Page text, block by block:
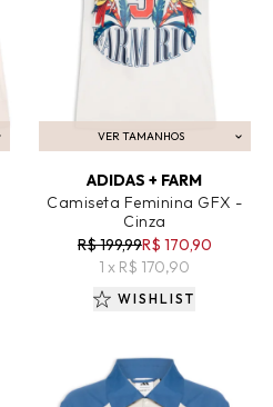
VER TAMANHOS
ADICIONAR AO CARRINHO
ADIDAS + FARM
Camiseta Feminina GFX -
Cinza
R$ 199,99R$ 170,90
1 x R$ 170,90
WISHLIST